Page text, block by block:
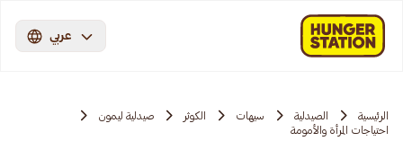
عربي
الرئيسية الصيدلية سيهات الكوثر
صيدلية ليمون
احتياجات المرأة والأمومة